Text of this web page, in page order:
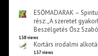
ESŐMADARAK –
rész: „A szeretet
Beszélgetés Ősz
138 views
Kortárs irodalmi
137 views